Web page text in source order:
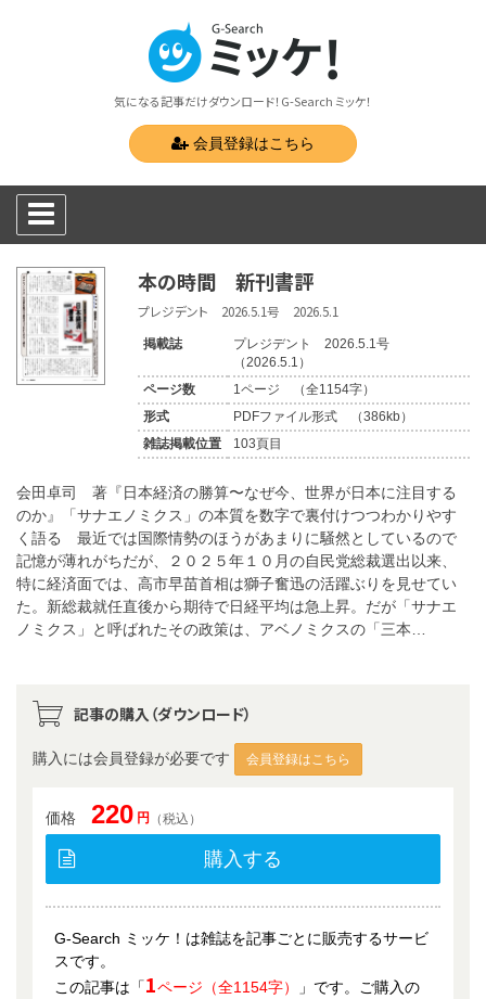
気になる記事だけダウンロード！G-Search ミッケ！
会員登録はこちら
本の時間 新刊書評
プレジデント 2026.5.1号 2026.5.1
掲載誌
プレジデント 2026.5.1号
（2026.5.1）
ページ数
1ページ （全1154字）
形式
PDFファイル形式 （386kb）
雑誌掲載位置
103頁目
会田卓司 著『日本経済の勝算〜なぜ今、世界が日本に注目する
のか』「サナエノミクス」の本質を数字で裏付けつつわかりやす
く語る 最近では国際情勢のほうがあまりに騒然としているので
記憶が薄れがちだが、２０２５年１０月の自民党総裁選出以来、
特に経済面では、高市早苗首相は獅子奮迅の活躍ぶりを見せてい
た。新総裁就任直後から期待で日経平均は急上昇。だが「サナエ
ノミクス」と呼ばれたその政策は、アベノミクスの「三本…
記事の購入（ダウンロード）
購入には会員登録が必要です 会員登録はこちら
価格 220 円 （税込）
購入する
G-Search ミッケ！は雑誌を記事ごとに販売するサービ
スです。
この記事は「1ページ（全1154字）
」です。ご購入の